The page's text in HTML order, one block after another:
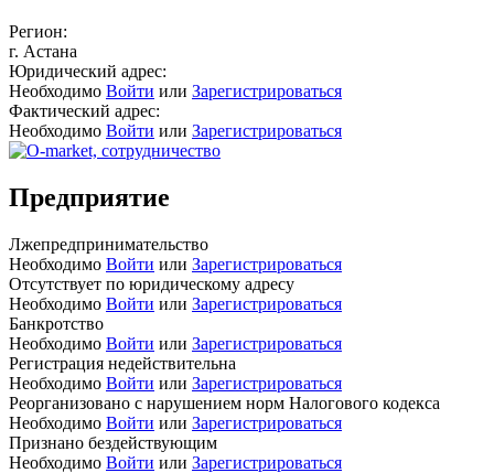
Регион:
г. Астана
Юридический адрес:
Необходимо Войти или Зарегистрироваться
Фактический адрес:
Необходимо Войти или Зарегистрироваться
Предприятие
Лжепредпринимательство
Необходимо Войти или Зарегистрироваться
Отсутствует по юридическому адресу
Необходимо Войти или Зарегистрироваться
Банкротство
Необходимо Войти или Зарегистрироваться
Регистрация недействительна
Необходимо Войти или Зарегистрироваться
Реорганизовано с нарушением норм Налогового кодекса
Необходимо Войти или Зарегистрироваться
Признано бездействующим
Необходимо Войти или Зарегистрироваться